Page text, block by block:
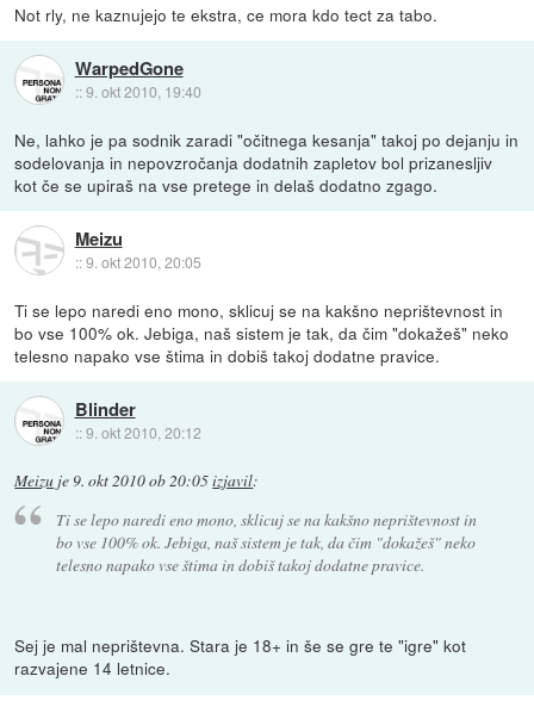
Not rly, ne kaznujejo te ekstra, ce mora kdo tect za tabo.
WarpedGone
::9. okt 2010, 19:40
Ne, lahko je pa sodnik zaradi "očitnega kesanja" takoj po dejanju in
sodelovanja in nepovzročanja dodatnih zapletov bol prizanesljiv
kot če se upiraš na vse pretege in delaš dodatno zgago.
Meizu
::9. okt 2010, 20:05
Ti se lepo naredi eno mono, sklicuj se na kakšno neprištevnost in
bo vse 100% ok. Jebiga, naš sistem je tak, da čim "dokažeš" neko
telesno napako vse štima in dobiš takoj dodatne pravice.
Blinder
::9. okt 2010, 20:12
Meizu je9. okt 2010 ob 20:05izjavil:
Ti se lepo naredi eno mono, sklicuj se na kakšno neprištevnost in
bo vse 100% ok. Jebiga, naš sistem je tak, da čim "dokažeš" neko
telesno napako vse štima in dobiš takoj dodatne pravice.
Sej je mal neprištevna. Stara je 18+ in še se gre te "igre" kot
razvajene 14 letnice.